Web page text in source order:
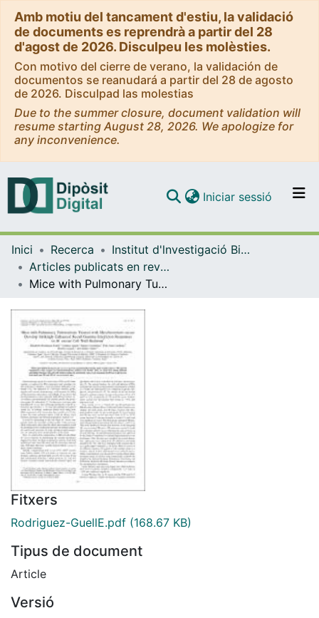
Amb motiu del tancament d'estiu, la validació
de documents es reprendrà a partir del 28
d'agost de 2026. Disculpeu les molèsties.
Con motivo del cierre de verano, la validación de
documentos se reanudará a partir del 28 de agosto
de 2026. Disculpad las molestias
Due to the summer closure, document validation will
resume starting August 28, 2026. We apologize for
any inconvenience.
Navega per tot el DD
Com publicar
Iniciar sessió (current)
Inici Recerca
Institut d'lnvestigació Biomèdica de Bellvitge (IDIBELL)
Articles publicats en revistes (Institut d'lnvestigació Biomèdica de Bellvitge (IDIBELL))
Mice with Pulmonary Tuberculosis Treated with Mycobacterium vaccae Develop Strikingly Enhanced Recall Gamma Interferon Responses to M. vaccae Cell Wall Skeleton
Fitxers
Rodriguez-GuellE.pdf (168.67 KB)
Tipus de document
Article
Versió